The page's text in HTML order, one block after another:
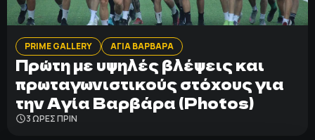
PRIME GALLERY ΑΓΙΑ ΒΑΡΒΑΡΑ
Πρώτη με υψηλές βλέψεις και
πρωταγωνιστικούς στόχους για
την Αγία Βαρβάρα (Photos)
3 ΩΡΕΣ ΠΡΙΝ